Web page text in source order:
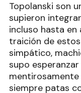
Topolanski son
supieron
incluso hasta
traición de
simpático,
supo
mentirosamente
siempre patas